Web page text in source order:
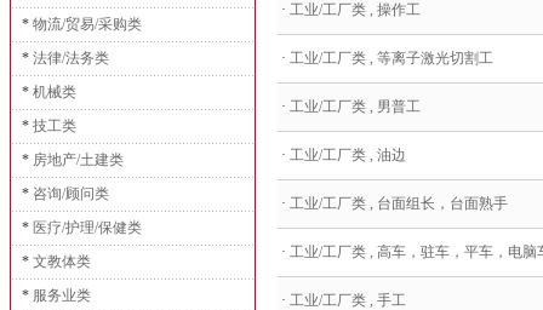
* 物流/贸易/采购类
* 法律/法务类
* 机械类
* 技工类
* 房地产/土建类
* 咨询/顾问类
* 医疗/护理/保健类
* 文教体类
* 服务业类
· 工业/工厂类 , 操作工
· 工业/工厂类 , 等离子激光切割工
· 工业/工厂类 , 男普工
· 工业/工厂类 , 油边
· 工业/工厂类 , 台面组长，台面熟手
· 工业/工厂类 , 高车，驻车，平车，电脑
· 工业/工厂类 , 手工